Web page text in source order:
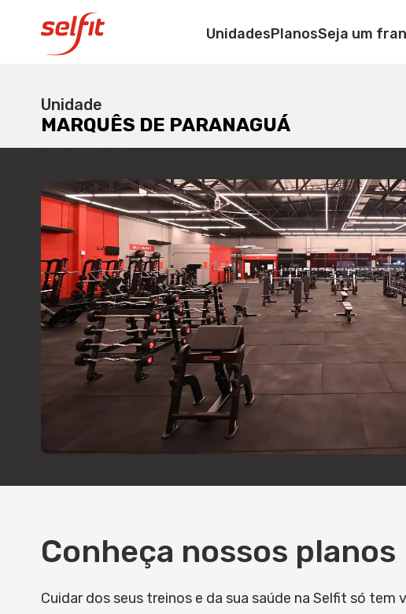
UnidadesPlanosSeja um
R. Magalhaes Filho Norte,
Unidade
MARQUÊS DE PARANAGUÁ
Conheça nossos planos
Cuidar dos seus treinos e da sua saúde na Selfit só